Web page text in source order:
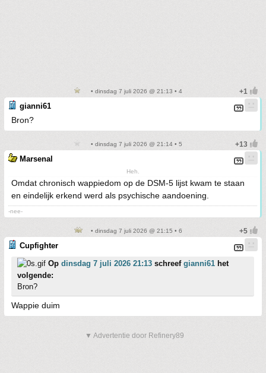
• dinsdag 7 juli 2026 @ 21:13 • 4
gianni61
Bron?
• dinsdag 7 juli 2026 @ 21:14 • 5
Marsenal
Heh.
Omdat chronisch wappiedom op de DSM-5 lijst kwam te staan
en eindelijk erkend werd als psychische aandoening.
-nee-
• dinsdag 7 juli 2026 @ 21:15 • 6
Cupfighter
Op dinsdag 7 juli 2026 21:13 schreef gianni61 het
volgende:
Bron?
Wappie duim
▼ Advertentie door Refinery89